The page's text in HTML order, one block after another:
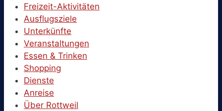
Freizeit-Aktivitäten
Ausflugsziele
Unterkünfte
Veranstaltungen
Essen & Trinken
Shopping
Dienste
Anreise
Über Rottweil